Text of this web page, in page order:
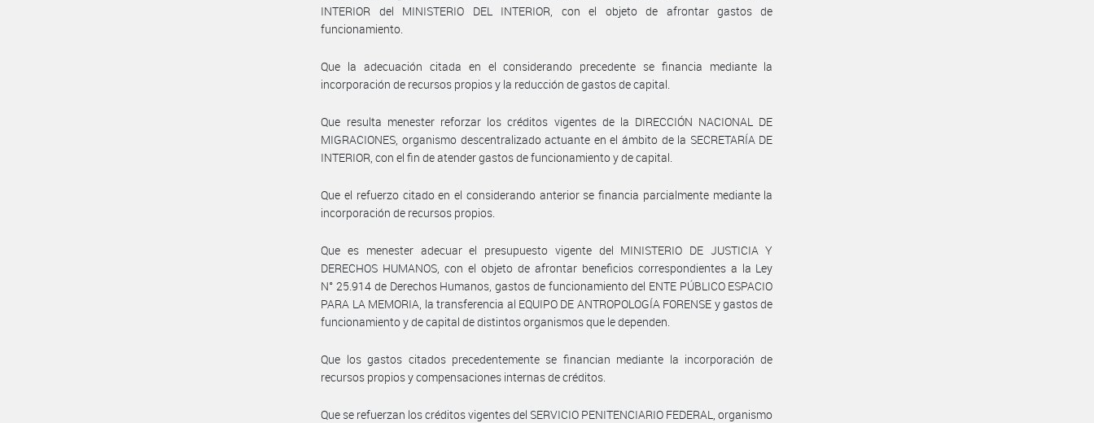
INTERIOR del MINISTERIO DEL INTERIOR, con el objeto de afrontar gastos de
funcionamiento.
Que la adecuación citada en el considerando precedente se financia mediante la
incorporación de recursos propios y la reducción de gastos de capital.
Que resulta menester reforzar los créditos vigentes de la DIRECCIÓN NACIONAL DE
MIGRACIONES, organismo descentralizado actuante en el ámbito de la SECRETARÍA DE
INTERIOR, con el fin de atender gastos de funcionamiento y de capital.
Que el refuerzo citado en el considerando anterior se financia parcialmente mediante la
incorporación de recursos propios.
Que es menester adecuar el presupuesto vigente del MINISTERIO DE JUSTICIA Y
DERECHOS HUMANOS, con el objeto de afrontar beneficios correspondientes a la Ley
N° 25.914 de Derechos Humanos, gastos de funcionamiento del ENTE PÚBLICO ESPACIO
PARA LA MEMORIA, la transferencia al EQUIPO DE ANTROPOLOGÍA FORENSE y gastos de
funcionamiento y de capital de distintos organismos que le dependen.
Que los gastos citados precedentemente se financian mediante la incorporación de
recursos propios y compensaciones internas de créditos.
Que se refuerzan los créditos vigentes del SERVICIO PENITENCIARIO FEDERAL, organismo